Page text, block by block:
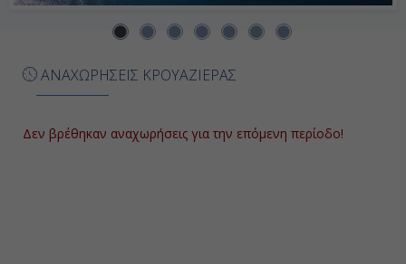
ΑΝΑΧΩΡΗΣΕΙΣ ΚΡΟΥΑΖΙΕΡΑΣ
Δεν βρέθηκαν αναχωρήσεις για την επόμενη περίοδο!